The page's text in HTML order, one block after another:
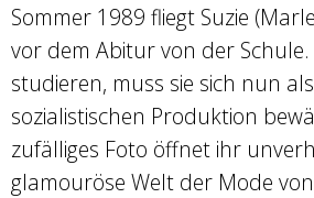
Sommer 1989 fliegt Suzie
vor dem Abitur von der
studieren, muss sie sich nun
sozialistischen Produktion
zufälliges Foto öffnet ihr
glamouröse Welt der Mode